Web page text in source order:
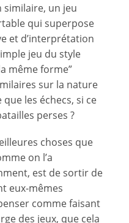
similaire, un jeu
qui superpose
et d’interprétation
jeu du style
même forme”
sur la nature
que les échecs, si ce
perses ?
choses que
on l’a
est de sortir de
eux-mêmes
comme faisant
des jeux, que cela